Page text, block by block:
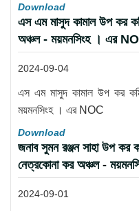
Download
এস এম মাসুদ কামাল উপ কর
অঞ্চল - ময়মনসিংহ । এর
2024-09-04
এস এম মাসুদ কামাল উপ কর
ময়মনসিংহ । এর NOC
Download
জনাব সুমন রঞ্জন সাহা উপ কর
নেত্রকোনা কর অঞ্চল -
2024-09-01